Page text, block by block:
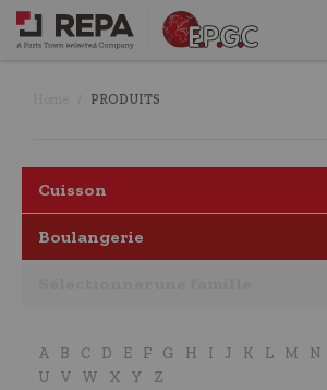
PRODUITS
Cuisson
Boulangerie
A B C D E F G H I J K L M N
U
V W X Y Z